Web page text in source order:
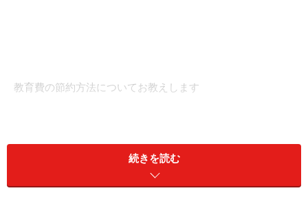
教育費の節約方法についてお教えします
今は小学生から塾に行くのが当たり前になっており、中
続きを読む